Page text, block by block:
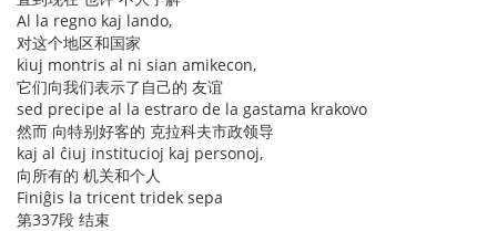
Al la regno kaj lando,
对这个地区和国家
kiuj montris al ni sian amikecon,
它们向我们表示了自己的 友谊
sed precipe al la estraro de la gastama krakovo
然而 向特别好客的 克拉科夫市政领导
kaj al ĉiuj institucioj kaj personoj,
向所有的 机关和个人
Finiĝis la tricent tridek sepa
第337段 结束